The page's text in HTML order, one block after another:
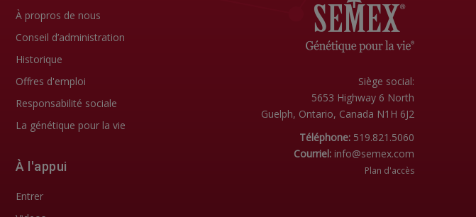
À propros de nous
Conseil d’administration
Historique
Offres d'emploi
Responsabilité sociale
La génétique pour la vie
À l'appui
Entrer
Siège social:
5653 Highway 6 North
Guelph, Ontario, Canada N1H 6J2
Téléphone:519.821.5060
Courriel: info@semex.com
Plan d'accès